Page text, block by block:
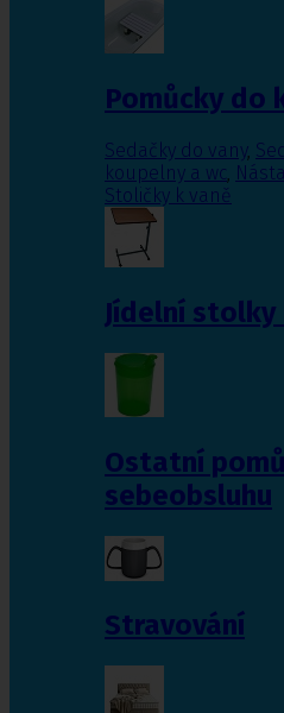
Pomůcky do
Sedačky do vany,
koupelny a wc,
Stoličky k vaně
Jídelní stolky
Ostatní
sebeobsluhu
Stravování